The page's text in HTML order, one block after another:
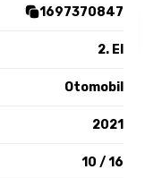
1697370847
2. El
Otomobil
2021
10 / 16